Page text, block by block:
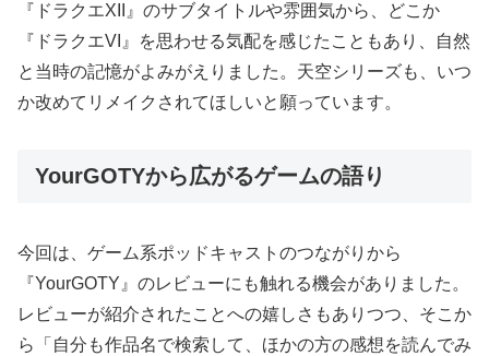
『ドラクエXII』のサブタイトルや雰囲気から、どこか
『ドラクエVI』を思わせる気配を感じたこともあり、自然
と当時の記憶がよみがえりました。天空シリーズも、いつ
か改めてリメイクされてほしいと願っています。
YourGOTYから広がるゲームの語り
今回は、ゲーム系ポッドキャストのつながりから
『YourGOTY』のレビューにも触れる機会がありました。
レビューが紹介されたことへの嬉しさもありつつ、そこか
ら「自分も作品名で検索して、ほかの方の感想を読んでみ